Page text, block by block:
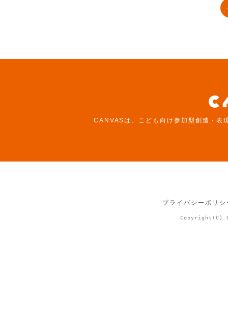
CANVASは、こども向け参加型創造・表
プライバシーポリ
Copyright(C)